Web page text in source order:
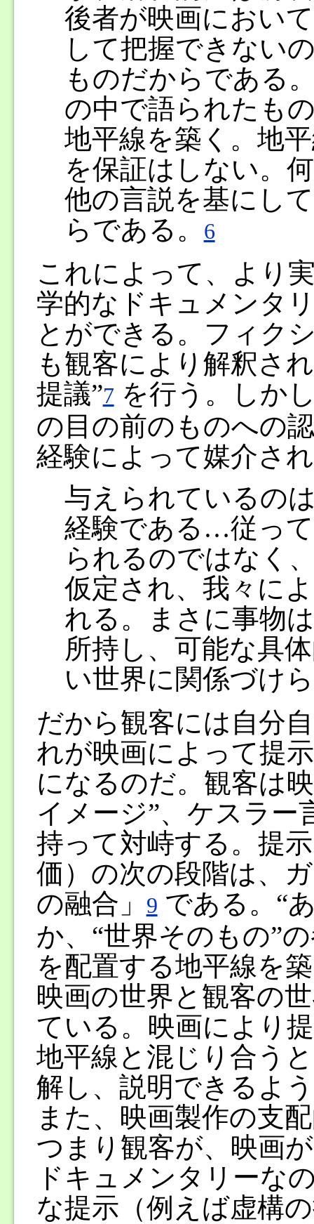
後者が映画におい
して把握できない
ものだからである
の中で語られたも
地平線を築く。地
を保証はしない。
他の言説を基にし
らである。
6
これによって、より
学的なドキュメンタ
とができる。フィク
も観客により解釈さ
提議”7 を行う。しか
の目の前のものへの
経験によって媒介さ
与えられているの
経験である…従っ
られるのではなく
仮定され、我々に
れる。まさに事物
所持し、可能な具
い世界に関係づけ
だから観客には自分
れが映画によって提
になるのだ。観客は
イメージ”、ケスラー
持って対峙する。提
価）の次の段階は、
の融合」
9 である。“
か、“世界そのもの”
を配置する地平線を
映画の世界と観客の
ている。映画により
地平線と混じり合う
解し、説明できるよ
また、映画製作の支
つまり観客が、映画
ドキュメンタリーな
な提示（例えば虚構